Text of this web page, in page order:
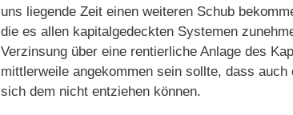
uns liegende Zeit einen weiteren Schub
die es allen kapitalgedeckten Systemen
Verzinsung über eine rentierliche Anlage des
mittlerweile angekommen sein sollte, dass
sich dem nicht entziehen können.